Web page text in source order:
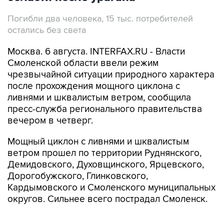
Погибли два человека, 15 тыс. потребителей
остались без света
Москва. 6 августа. INTERFAX.RU - Власти
Смоленской области ввели режим
чрезвычайной ситуации природного характера
после прохождения мощного циклона с
ливнями и шквалистым ветром, сообщила
пресс-служба регионального правительства
вечером в четверг.
Мощный циклон с ливнями и шквалистым
ветром прошел по территории Руднянского,
Демидовского, Духовщинского, Ярцевского,
Дорогобужского, Глинковского,
Кардымовского и Смоленского муниципальных
округов. Сильнее всего пострадал Смоленск.